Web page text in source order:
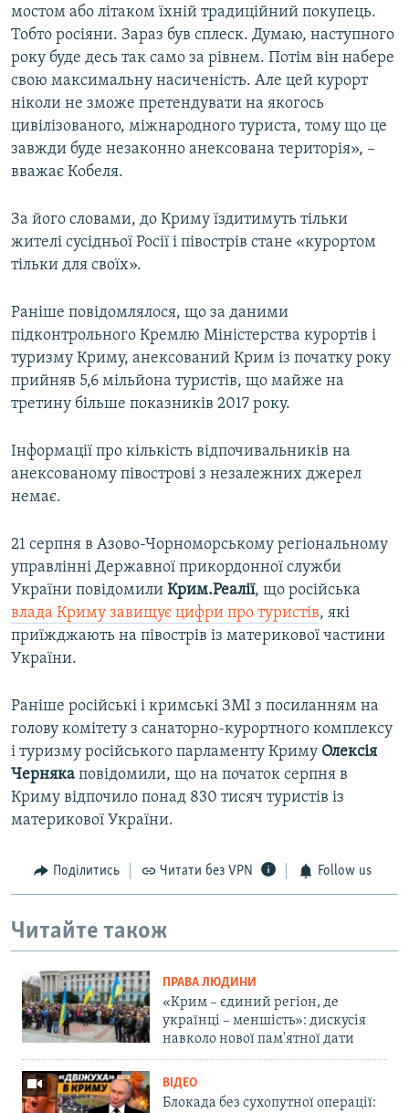
мостом або літаком їхній традиційний покупець.
Тобто росіяни. Зараз був сплеск. Думаю, наступного
року буде десь так само за рівнем. Потім він набере
свою максимальну насиченість. Але цей курорт
ніколи не зможе претендувати на якогось
цивілізованого, міжнародного туриста, тому що це
завжди буде незаконно анексована територія», –
вважає Кобеля.
За його словами, до Криму їздитимуть тільки
жителі сусідньої Росії і півострів стане «курортом
тільки для своїх».
Раніше повідомлялося, що за даними
підконтрольного Кремлю Міністерства курортів і
туризму Криму, анексований Крим із початку року
прийняв 5,6 мільйона туристів, що майже на
третину більше показників 2017 року.
Інформації про кількість відпочивальників на
анексованому півострові з незалежних джерел
немає.
21 серпня в Азово-Чорноморському регіональному
управлінні Державної прикордонної служби
України повідомили Крим.Реалії, що російська
влада Криму завищує цифри про туристів, які
приїжджають на півострів із материкової частини
України.
Раніше російські і кримські ЗМІ з посиланням на
голову комітету з санаторно-курортного комплексу
і туризму російського парламенту Криму Олексія
Черняка повідомили, що на початок серпня в
Криму відпочило понад 830 тисяч туристів із
материкової України.
Поділитись Читати без VPN Follow us
Читайте також
ПРАВА ЛЮДИНИ
«Крим – єдиний регіон, де
українці – меншість»: дискусія
навколо нової пам'ятної дати
ВІДЕО
Блокада без сухопутної операції: